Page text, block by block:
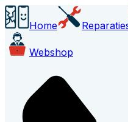
Home
Webshop